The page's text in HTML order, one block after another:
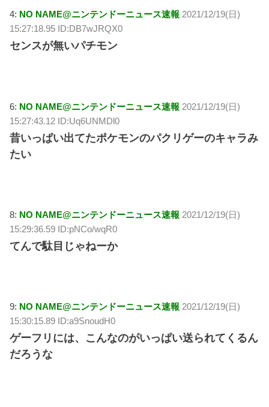
4: NO NAME@ニンテンドーニュース速報 2021/12/19(日)
15:27:18.95 ID:DB7wJRQX0
センスが無いパチモン
6: NO NAME@ニンテンドーニュース速報 2021/12/19(日)
15:27:43.12 ID:Uq6UNMDl0
昔いっぱい出てたポケモンのパクリゲーのキャラみ
たい
8: NO NAME@ニンテンドーニュース速報 2021/12/19(日)
15:29:36.59 ID:pNCo/wqR0
てんで駄目じゃねーか
9: NO NAME@ニンテンドーニュース速報 2021/12/19(日)
15:30:15.89 ID:a9SnoudH0
ゲーフリには、こんなのがいっぱい送られてくるん
だろうな